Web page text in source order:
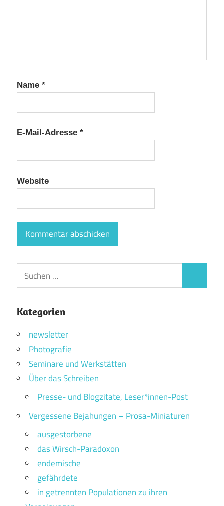
Name *
E-Mail-Adresse *
Website
Suchen
nach:
Kategorien
newsletter
Photografie
Seminare und Werkstätten
Über das Schreiben
Presse- und Blogzitate, Leser*innen-Post
Vergessene Bejahungen – Prosa-Miniaturen
ausgestorbene
das Wirsch-Paradoxon
endemische
gefährdete
in getrennten Populationen zu ihren